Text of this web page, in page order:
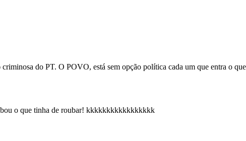
do PT. O POVO, está sem opção política cada um que entra o
o que tinha de roubar! kkkkkkkkkkkkkkkkk